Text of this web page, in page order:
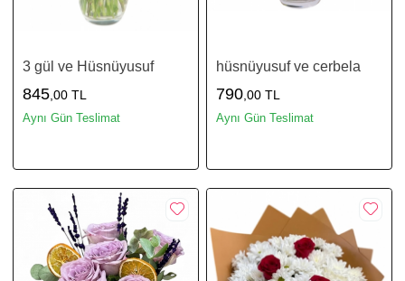
3 gül ve Hüsnüyusuf
845 ,00 TL
Aynı Gün Teslimat
hüsnüyusuf ve cerbela
790 ,00 TL
Aynı Gün Teslimat